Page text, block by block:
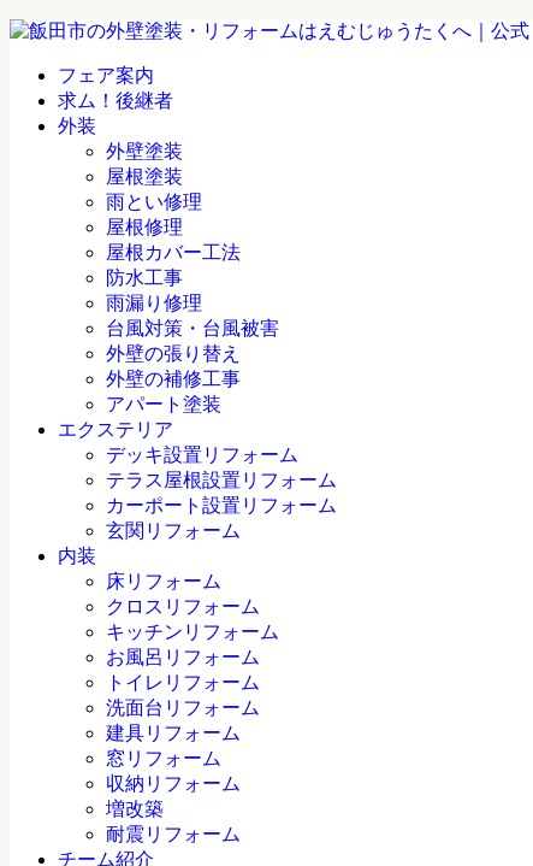
フェア案内
求ム！後継者
外装
外壁塗装
屋根塗装
雨とい修理
屋根修理
屋根カバー工法
防水工事
雨漏り修理
台風対策・台風被害
外壁の張り替え
外壁の補修工事
アパート塗装
エクステリア
デッキ設置リフォーム
テラス屋根設置リフォーム
カーポート設置リフォーム
玄関リフォーム
内装
床リフォーム
クロスリフォーム
キッチンリフォーム
お風呂リフォーム
トイレリフォーム
洗面台リフォーム
建具リフォーム
窓リフォーム
収納リフォーム
増改築
耐震リフォーム
チーム紹介